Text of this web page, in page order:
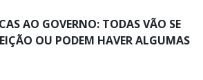
AO GOVERNO: TODAS VÃO SE
OU PODEM HAVER ALGUMAS